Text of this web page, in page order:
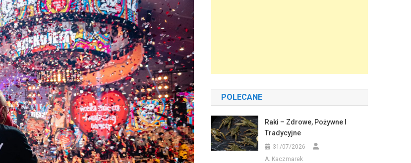
POLECANE
Raki – Zdrowe, Pożywne I
Tradycyjne
31/07/2026
A. Kaczmarek